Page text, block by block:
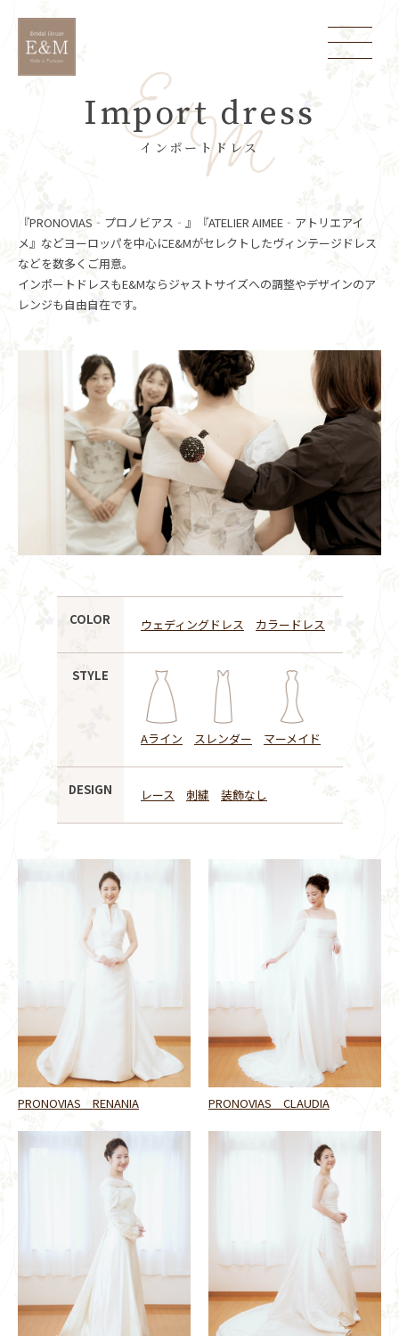
Import dress
インポートドレス
『PRONOVIAS‐プロノビアス‐』『ATELIER AIMEE‐アトリエアイ
メ』などヨーロッパを中心にE&Mがセレクトしたヴィンテージドレス
などを数多くご用意。
インポートドレスもE&Mならジャストサイズへの調整やデザインのア
レンジも自由自在です。
COLOR ウェディングドレス カラードレス
STYLE
Aライン スレンダー マーメイド
DESIGN レース 刺繍 装飾なし
PRONOVIAS RENANIA PRONOVIAS CLAUDIA